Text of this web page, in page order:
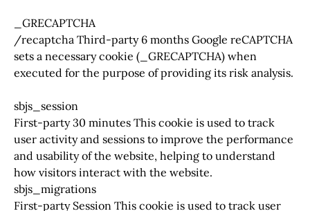
_GRECAPTCHA
/recaptcha Third-party 6 months Google reCAPTCHA
sets a necessary cookie (_GRECAPTCHA) when
executed for the purpose of providing its risk analysis.
sbjs_session
First-party 30 minutes This cookie is used to track
user activity and sessions to improve the performance
and usability of the website, helping to understand
how visitors interact with the website.
sbjs_migrations
First-party Session This cookie is used to track user